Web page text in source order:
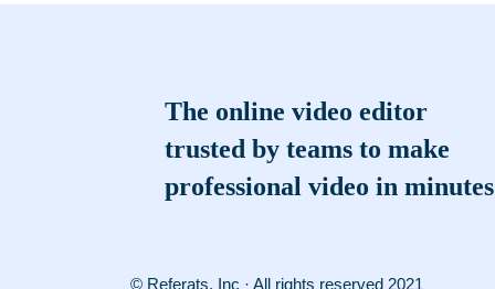
The online video editor
trusted by teams to make
professional video in minutes
© Referats, Inc · All rights reserved 2021